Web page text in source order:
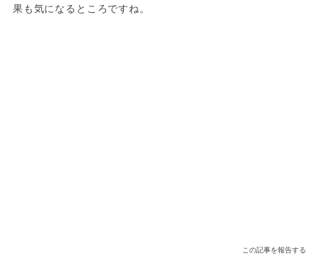
果も気になるところですね。
この記事を報告する